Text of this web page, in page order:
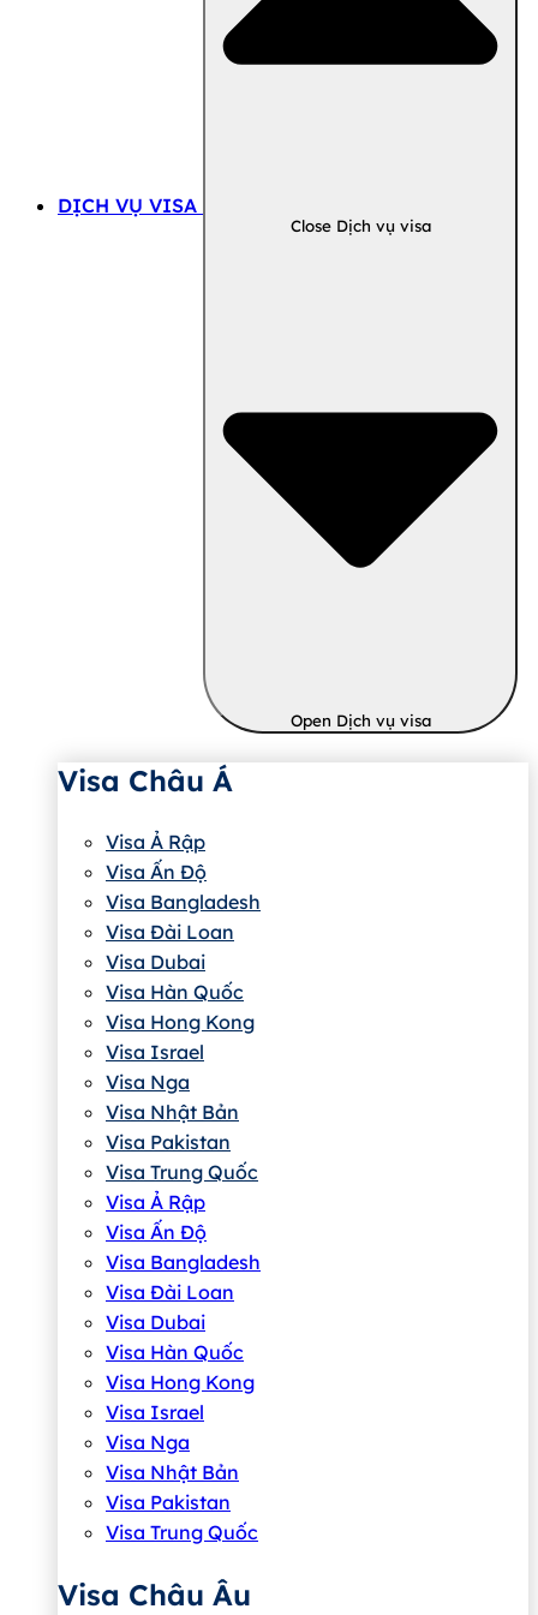
DỊCH VỤ VISA
Close Dịch vụ visa
Open Dịch vụ visa
Visa Châu Á
Visa Ả Rập
Visa Ấn Độ
Visa Bangladesh
Visa Đài Loan
Visa Dubai
Visa Hàn Quốc
Visa Hong Kong
Visa Israel
Visa Nga
Visa Nhật Bản
Visa Pakistan
Visa Trung Quốc
Visa Ả Rập
Visa Ấn Độ
Visa Bangladesh
Visa Đài Loan
Visa Dubai
Visa Hàn Quốc
Visa Hong Kong
Visa Israel
Visa Nga
Visa Nhật Bản
Visa Pakistan
Visa Trung Quốc
Visa Châu Âu